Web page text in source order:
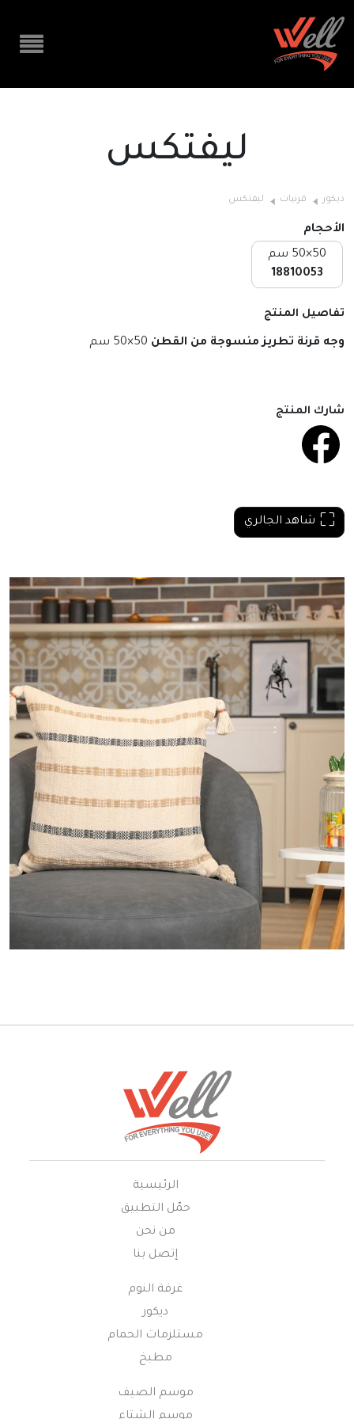
ليفتكس
ديكور قرنيات ليفتكس
الأحجام
50×50 سم
18810053
تفاصيل المنتج
وجه قرنة تطريز منسوجة من القطن 50×50 سم
شارك المنتج
شاهد الجالري
الرئيسية
حمّل التطبيق
من نحن
إتصل بنا
غرفة النوم
ديكور
مستلزمات الحمام
مطبخ
موسم الصيف
موسم الشتاء